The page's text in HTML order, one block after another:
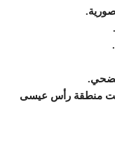
منطقة رأس عيسى